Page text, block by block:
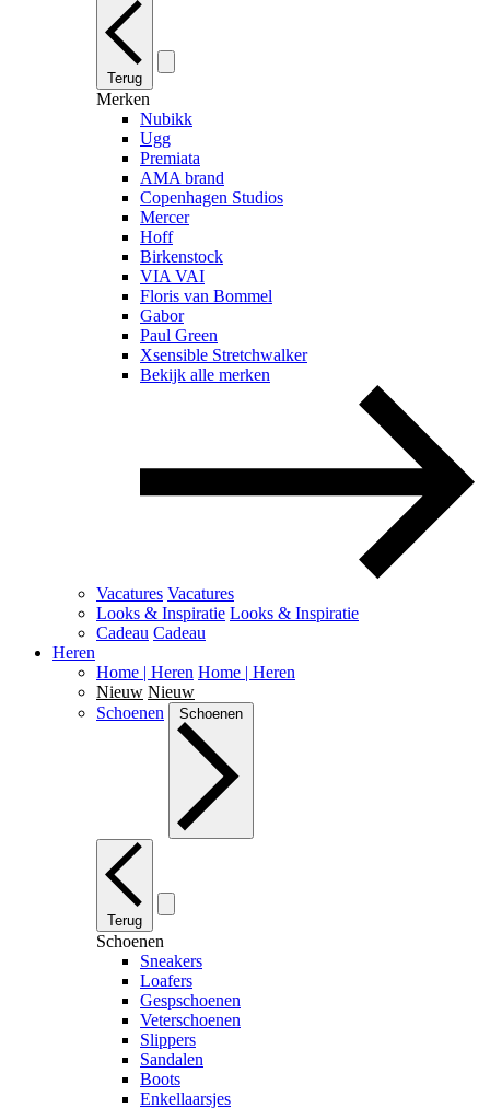
Terug
Merken
Nubikk
Ugg
Premiata
AMA brand
Copenhagen Studios
Mercer
Hoff
Birkenstock
VIA VAI
Floris van Bommel
Gabor
Paul Green
Xsensible Stretchwalker
Bekijk alle merken
Vacatures Vacatures
Looks & Inspiratie Looks & Inspiratie
Cadeau Cadeau
Heren
Home | Heren Home | Heren
Nieuw Nieuw
Schoenen
Schoenen
Terug
Schoenen
Sneakers
Loafers
Gespschoenen
Veterschoenen
Slippers
Sandalen
Boots
Enkellaarsjes